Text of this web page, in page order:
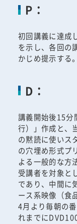
P：
初回講義に達成
を示し、各回の
かじめ提示する。
D：
講義開始後15分
行）」作成と、
の黙読に使いス
の穴埋め形式プ
よる一般的な方
受講者を対象と
であり、中間に
ース系映像（食
4月より毎朝の
れまでに